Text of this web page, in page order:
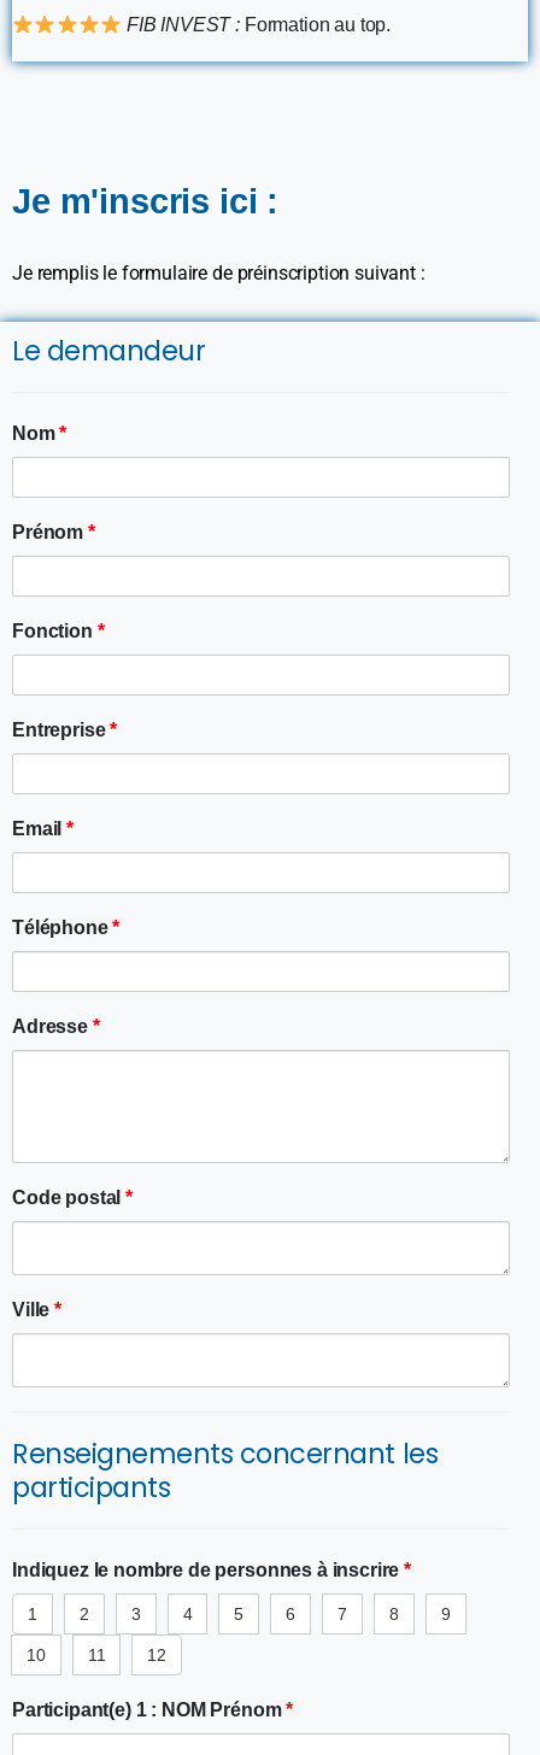
FIB INVEST : Formation au top.
Je m'inscris ici :
Je remplis le formulaire de préinscription suivant :
Le demandeur
Nom*
Prénom *
Fonction *
Entreprise*
Email*
Téléphone*
Adresse *
Code postal*
Ville*
Renseignements concernant les
participants
Indiquez le nombre de personnes à inscrire*
1 2 3 4 5 6 7 8 9
10 11 12
Participant(e) 1 : NOM Prénom*